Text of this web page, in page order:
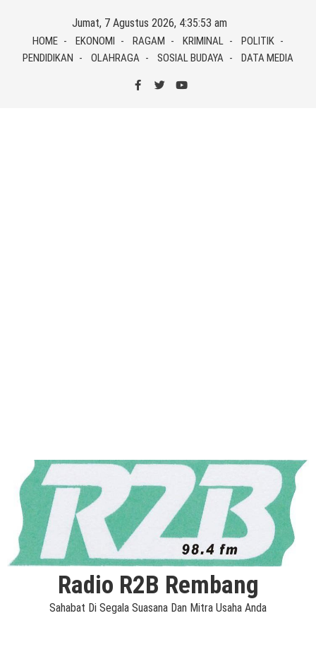
content
Jumat, 7 Agustus 2026, 4:35:53 am
HOME EKONOMI RAGAM KRIMINAL
POLITIK
PENDIDIKAN
OLAHRAGA SOSIAL BUDAYA DATA MEDIA
Radio R2B Rembang
Sahabat Di Segala Suasana Dan Mitra Usaha Anda